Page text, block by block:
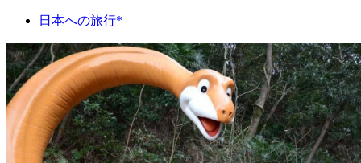
日本への旅行*